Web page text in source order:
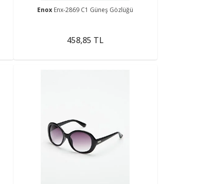
Enox Enx-2869 C1 Güneş Gözlüğü
458,85 TL